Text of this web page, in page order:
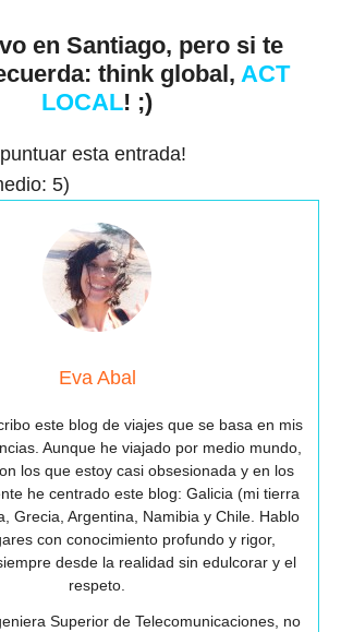
en Santiago, pero si te
think global, ACT
LOCAL! ;)
esta entrada!
5)
Eva Abal
este blog de viajes que se basa en mis
Aunque he viajado por medio mundo,
los que estoy casi obsesionada y en los
he centrado este blog: Galicia (mi tierra
Grecia, Argentina, Namibia y Chile. Hablo
con conocimiento profundo y rigor,
desde la realidad sin edulcorar y el
respeto.
Superior de Telecomunicaciones, no